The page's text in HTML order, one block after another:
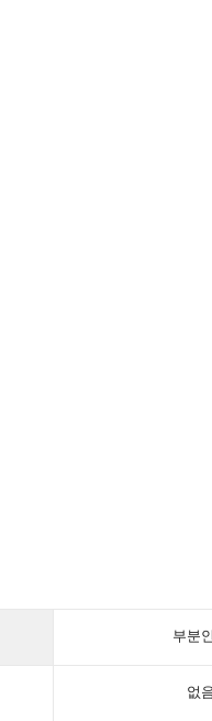
부분
없